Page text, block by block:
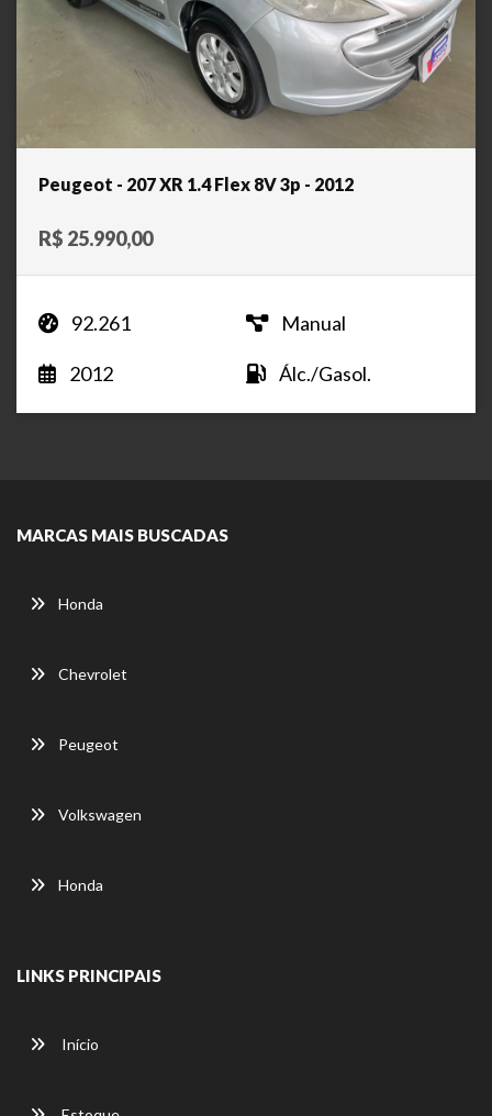
Peugeot - 207 XR 1.4 Flex 8V 3p - 2012
R$ 25.990,00
92.261 Manual
2012 Álc./Gasol.
MARCAS MAIS BUSCADAS
Honda
Chevrolet
Peugeot
Volkswagen
Honda
LINKS PRINCIPAIS
Início